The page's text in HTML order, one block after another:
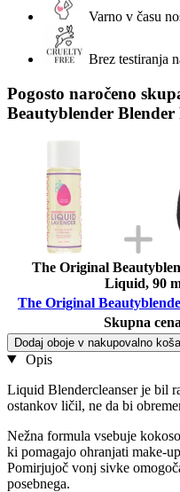
Varno v času
Brez testiranja
Pogosto naročeno
Beautyblender Blender
The Original
Liquid, 90
The Original
Skupna
Dodaj oboje v nakupovalno
Opis
Liquid Blendercleanser je bil
ostankov ličil, ne da bi
Nežna formula vsebuje
ki pomagajo ohranjati make-
Pomirjujoč vonj sivke
posebnega.